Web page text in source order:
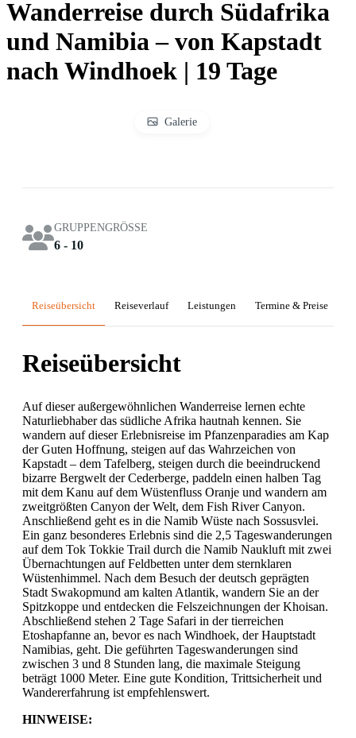
Wanderreise durch Südafrika
und Namibia – von Kapstadt
nach Windhoek | 19 Tage
Galerie
GRUPPENGRÖSSE
6 - 10
Reiseübersicht Reiseverlauf Leistungen Termine & Preise
Reiseübersicht
Auf dieser außergewöhnlichen Wanderreise lernen echte
Naturliebhaber das südliche Afrika hautnah kennen. Sie
wandern auf dieser Erlebnisreise im Pfanzenparadies am Kap
der Guten Hoffnung, steigen auf das Wahrzeichen von
Kapstadt – dem Tafelberg, steigen durch die beeindruckend
bizarre Bergwelt der Cederberge, paddeln einen halben Tag
mit dem Kanu auf dem Wüstenfluss Oranje und wandern am
zweitgrößten Canyon der Welt, dem Fish River Canyon.
Anschließend geht es in die Namib Wüste nach Sossusvlei.
Ein ganz besonderes Erlebnis sind die 2,5 Tageswanderungen
auf dem Tok Tokkie Trail durch die Namib Naukluft mit zwei
Übernachtungen auf Feldbetten unter dem sternklaren
Wüstenhimmel. Nach dem Besuch der deutsch geprägten
Stadt Swakopmund am kalten Atlantik, wandern Sie an der
Spitzkoppe und entdecken die Felszeichnungen der Khoisan.
Abschließend stehen 2 Tage Safari in der tierreichen
Etoshapfanne an, bevor es nach Windhoek, der Hauptstadt
Namibias, geht. Die geführten Tageswanderungen sind
zwischen 3 und 8 Stunden lang, die maximale Steigung
beträgt 1000 Meter. Eine gute Kondition, Trittsicherheit und
Wandererfahrung ist empfehlenswert.
HINWEISE: